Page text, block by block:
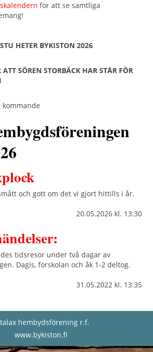
för att se samtliga
HETER BYKISTON 2026
SÖREN STORBÄCK HAR STÅR FÖR
och gott om det vi gjort hittills i år.
20.05.2026 kl. 13:30
tidsresor under två dagar av
Dagis, förskolan och åk 1-2 deltog.
31.05.2022 kl. 13:35
hembydsförening r.f.
www.bykiston.fi